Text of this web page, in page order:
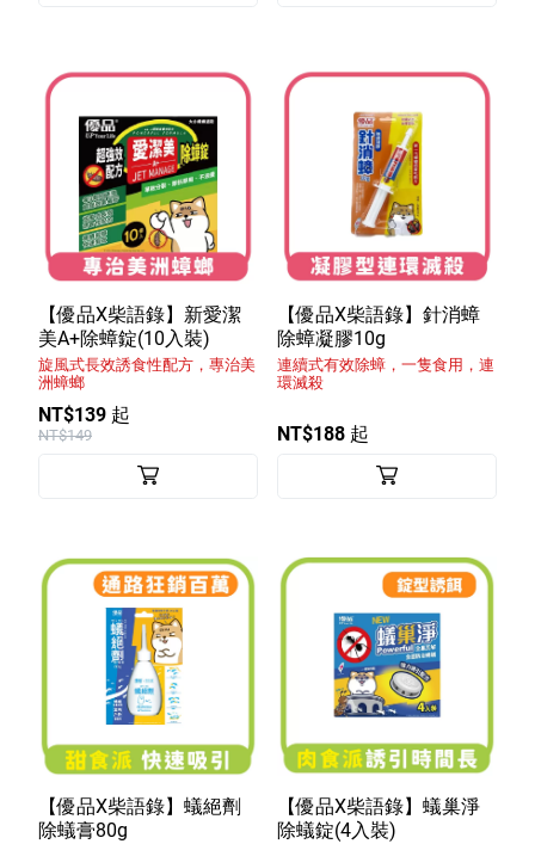
【優品X柴語錄】新愛潔
美A+除蟑錠(10入裝)
旋風式長效誘食性配方，專治美
洲蟑螂
NT$139 起
NT$149
【優品X柴語錄】針消蟑
除蟑凝膠10g
連續式有效除蟑，一隻食用，連
環滅殺
NT$188 起
【優品X柴語錄】蟻絕劑
除蟻膏80g
【優品X柴語錄】蟻巢淨
除蟻錠(4入裝)